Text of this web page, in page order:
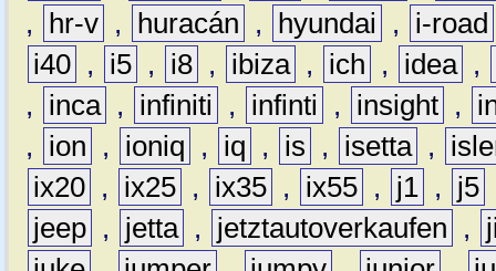
,
hr-v , huracán , hyundai ,
i-road
i40 , i5 , i8 , ibiza , ich , idea ,
,
inca , infiniti , infinti , insight ,
,
ion , ioniq , iq , is , isetta ,
ix20 , ix25 , ix35 , ix55 , j1 , j5
jeep , jetta , jetztautoverkaufen ,